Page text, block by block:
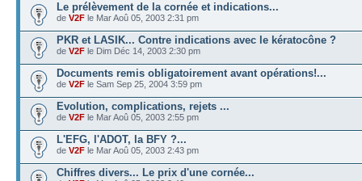
Le prélèvement de la cornée et indications...
de V2F le Mar Aoû 05, 2003 2:31 pm
PKR et LASIK... Contre indications avec le kératocône ?
de V2F le Dim Déc 14, 2003 2:30 pm
Documents remis obligatoirement avant opérations!...
de V2F le Sam Sep 25, 2004 3:59 pm
Evolution, complications, rejets ...
de V2F le Mar Aoû 05, 2003 2:55 pm
L'EFG, l'ADOT, la BFY ?...
de V2F le Mar Aoû 05, 2003 2:43 pm
Chiffres divers... Le prix d'une cornée...